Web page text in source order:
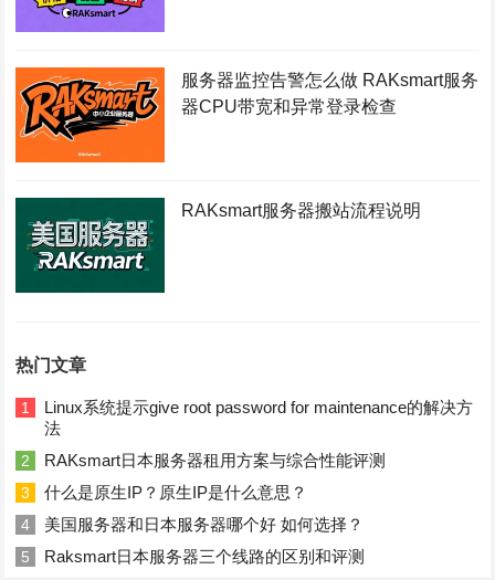
服务器监控告警怎么做 RAKsmart服务
器CPU带宽和异常登录检查
RAKsmart服务器搬站流程说明
热门文章
1
Linux系统提示give root password for maintenance的解决方
法
2 RAKsmart日本服务器租用方案与综合性能评测
3 什么是原生IP？原生IP是什么意思？
4 美国服务器和日本服务器哪个好 如何选择？
5 Raksmart日本服务器三个线路的区别和评测